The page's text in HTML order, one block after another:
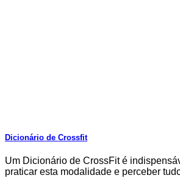
Dicionário de Crossfit
Um Dicionário de CrossFit é
praticar esta modalidade e perceber